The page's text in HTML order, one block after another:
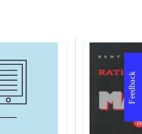
Feedback